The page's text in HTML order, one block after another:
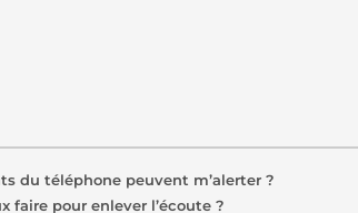
du téléphone peuvent m’alerter ?
faire pour enlever l’écoute ?